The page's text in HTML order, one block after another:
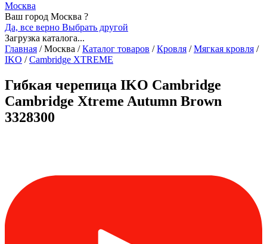
Москва
Ваш город Москва ?
Да, все верно Выбрать другой
Загрузка каталога...
Главная /Москва / Каталог товаров / Кровля / Мягкая кровля /
IKO / Cambridge XTREME
Гибкая черепица IKO Cambridge
Cambridge Xtreme Autumn Brown
3328300